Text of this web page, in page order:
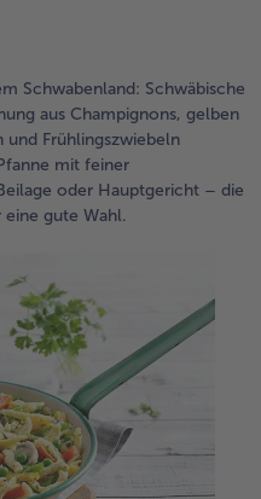
Schwabenland: Schwäbische
aus Champignons, gelben
Frühlingszwiebeln
mit feiner
oder Hauptgericht – die
gute Wahl.